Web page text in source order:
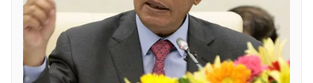
Video Shorts video
VTV Money VTV Thể thao